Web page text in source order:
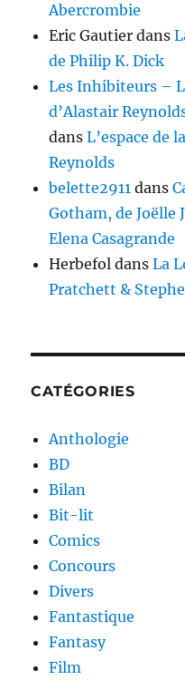
Abercrombie
Eric Gautier dans
de Philip K. Dick
Les Inhibiteurs –
d’Alastair
dansL’espace de
Reynolds
belette2911 dans
Gotham, de Joëlle
Elena Casagrande
Herbefol dansLa
Pratchett &
CATÉGORIES
Anthologie
BD
Bilan
Bit-lit
Comics
Concours
Divers
Fantastique
Fantasy
Film